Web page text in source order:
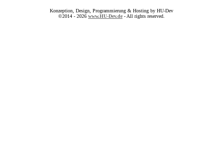
Konzeption, Design, Programmierung & Hosting by HU-Dev
©2014 - 2026 www.HU-Dev.de - All rights reserved.